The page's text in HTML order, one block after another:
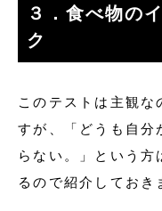
３．食べ物の
ク
このテストは主観
すが、「どうも自分
らない。」という
るので紹介しておき